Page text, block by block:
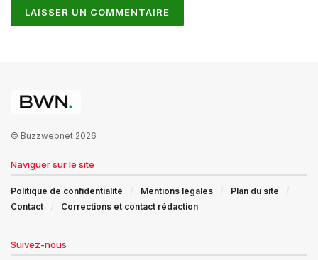
© Buzzwebnet 2026
Naviguer sur le site
Politique de confidentialité Mentions légales
Plan du site
Contact
Corrections et contact rédaction
Suivez-nous